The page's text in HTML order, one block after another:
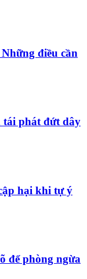
điều cần
tái phát đứt dây
hại khi tự ý
để phòng ngừa